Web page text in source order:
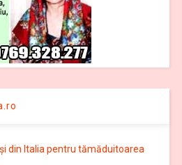
din Italia pentru tămăduitoarea